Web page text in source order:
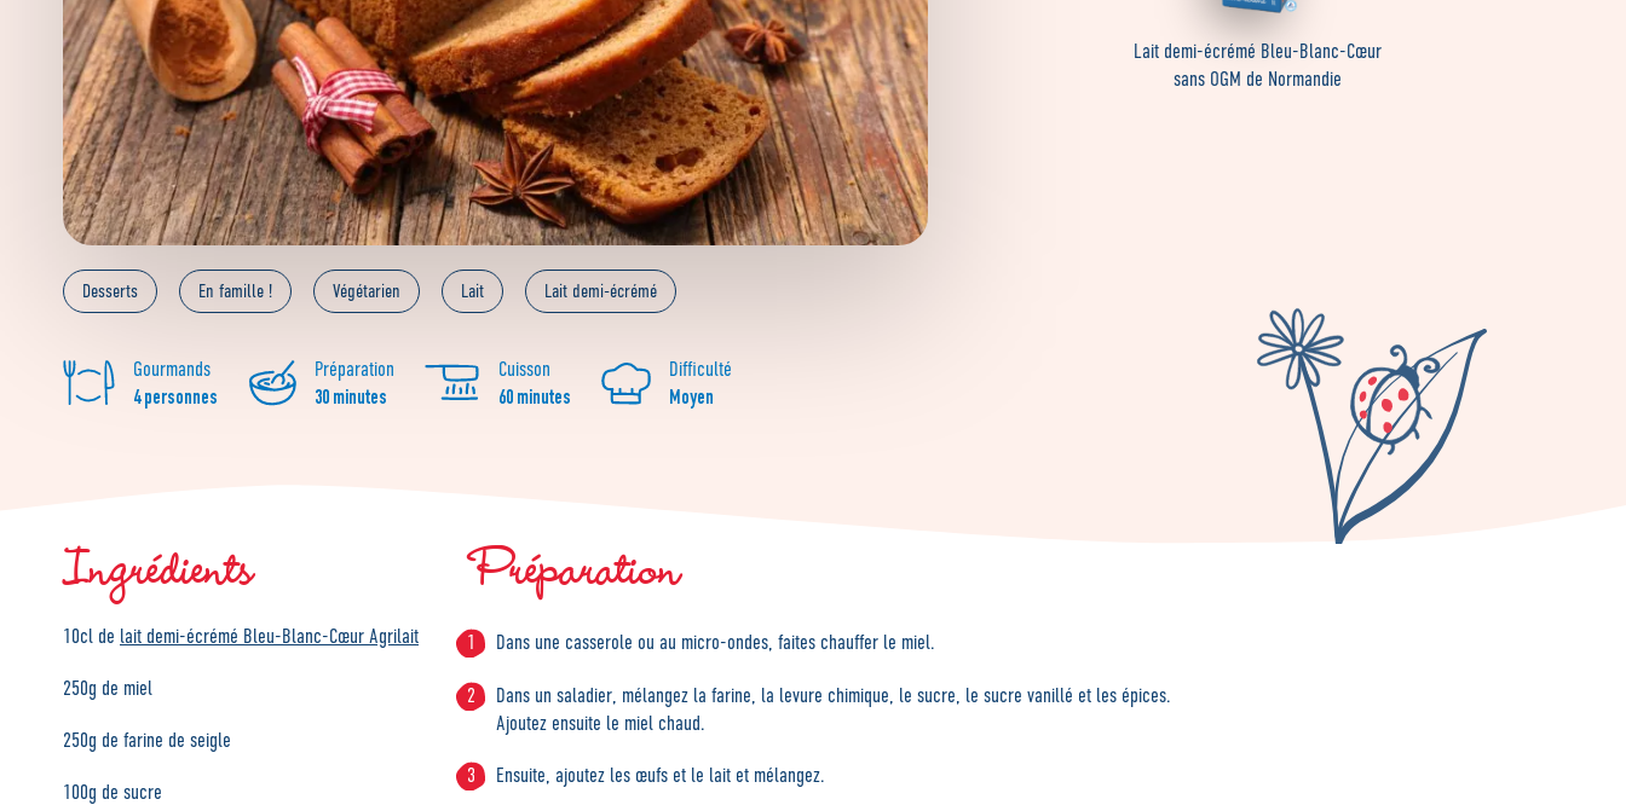
Desserts En famille ! Végétarien Lait Lait demi-écrémé
Gourmands
4 personnes
Préparation
30 minutes
Cuisson
60 minutes
Difficulté
Moyen
Lait demi-écrémé Bleu-Blanc-Cœur
sans OGM de Normandie
Ingrédients
10cl de lait demi-écrémé Bleu-Blanc-Cœur Agrilait
250g de miel
250g de farine de seigle
100g de sucre
Préparation
Dans une casserole ou au micro-ondes, faites chauffer le miel.
Dans un saladier, mélangez la farine, la levure chimique, le sucre, le sucre vanillé et les épices.
Ajoutez ensuite le miel chaud.
Ensuite, ajoutez les œufs et le lait et mélangez.